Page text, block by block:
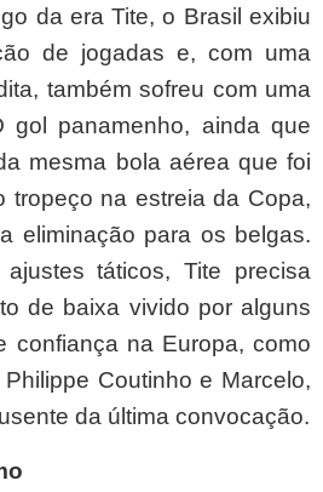
da era Tite, o Brasil exibiu
de jogadas e, com uma
também sofreu com uma
gol panamenho, ainda que
mesma bola aérea que foi
tropeço na estreia da Copa,
eliminação para os belgas.
ajustes táticos, Tite precisa
de baixa vivido por alguns
confiança na Europa, como
Coutinho e Marcelo,
da última convocação.